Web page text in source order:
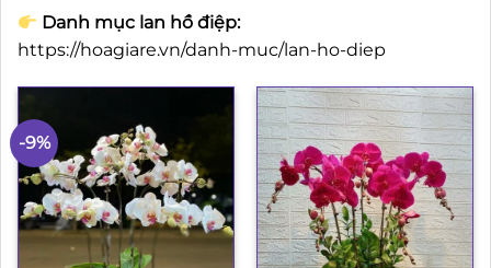
Danh mục lan hồ điệp:
https://hoagiare.vn/danh-muc/lan-ho-diep
-9%